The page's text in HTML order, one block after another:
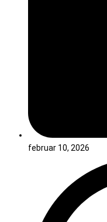
februar 10, 2026